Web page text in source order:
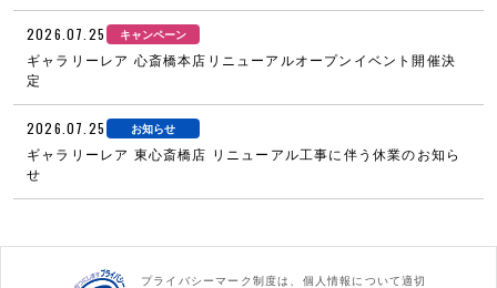
2026.07.25 キャンペーン
ギャラリーレア 心斎橋本店リニューアルオープンイベント開催決
定
2026.07.25 お知らせ
ギャラリーレア 東心斎橋店 リニューアル工事に伴う休業のお知ら
せ
プライバシーマーク制度は、個人情報について適切